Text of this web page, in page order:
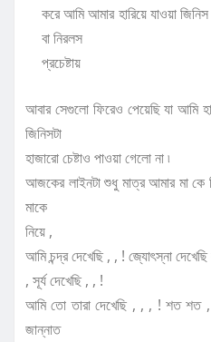
করে আমি আমার হারিয়ে যাওয়া
বা নিরলস
প্রচেষ্টায়
আবার সেগুলো ফিরেও পেয়েছি যা আমি
জিনিসটা
হাজারো চেষ্টাও পাওয়া গেলো না ৷
আজকের লাইনটা শুধু মাত্র আমার মা কে
মাকে
নিয়ে ,
আমি চন্দ্র দেখেছি , , ! জ্যোৎস্না
, সূর্য দেখেছি , , !
আমি তো তারা দেখেছি , , , ! শত শত
জান্নাত